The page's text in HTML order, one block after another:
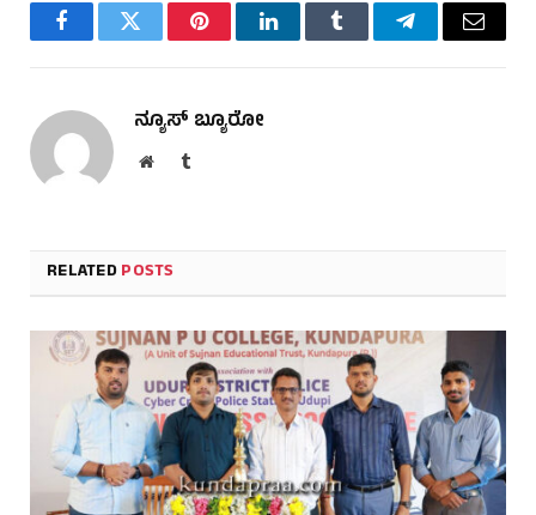
FacebookTwitter PinterestLinkedInTumblr TelegramEmail
ನ್ಯೂಸ್ ಬ್ಯೂರೋ
WebsiteTumblr
RELATEDPOSTS